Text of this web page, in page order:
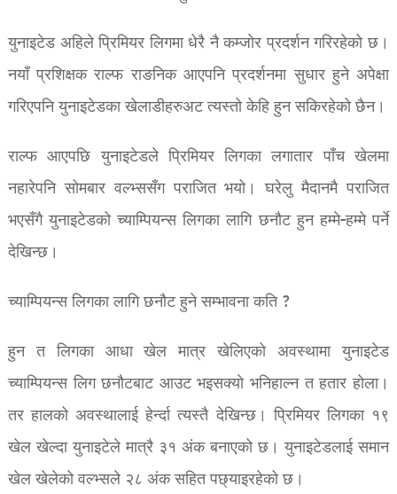
युनाइटेड अहिले प्रिमियर लिगमा धेरै नै कम्जोर प्रदर्शन गरिरहेको छ।
नयाँ प्रशिक्षक राल्फ राङनिक आएपनि प्रदर्शनमा सुधार हुने अपेक्षा
गरिएपनि युनाइटेडका खेलाडीहरुअट त्यस्तो केहि हुन सकिरहेको छैन।
राल्फ आएपछि युनाइटेडले प्रिमियर लिगका लगातार पाँच खेलमा
नहारेपनि सोमबार वल्भ्ससँग पराजित भयो। घरेलु मैदानमै पराजित
भएसँगै युनाइटेडको च्याम्पियन्स लिगका लागि छनौट हुन हम्मे-हम्मे पर्ने
देखिन्छ।
च्याम्पियन्स लिगका लागि छनौट हुने सम्भावना कति ?
हुन त लिगका आधा खेल मात्र खेलिएको अवस्थामा युनाइटेड
च्याम्पियन्स लिग छनौटबाट आउट भइसक्यो भनिहाल्न त हतार होला।
तर हालको अवस्थालाई हेर्न्दा त्यस्तै देखिन्छ। प्रिमियर लिगका १९
खेल खेल्दा युनाइटेले मात्रै ३१ अंक बनाएको छ। युनाइटेडलाई समान
खेल खेलेको वल्भ्सले २८ अंक सहित पछ्याइरहेको छ।